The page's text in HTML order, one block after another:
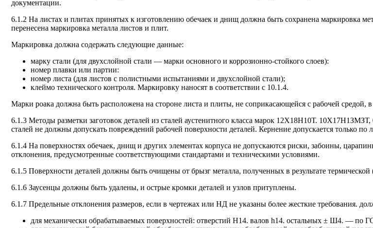
документации.
6.1.2 На листах и плитах принятых к изготовлению обечаек и днищ должна быть сохранена маркировка
перенесена маркировка металла листов и плит.
Маркировка должна содержать следующие данные:
марку стали (для двухслойной стали — марки основного и коррозионно-стойкого слоев):
номер плавки или партии:
номер листа (для листов с полистными испытаниями и двухслойной стали);
клеймо технического контроля. Маркировку наносят в соответствии с 10.1.4.
Марки роака должна быть расположена на стороне листа и плиты, не соприкасающейся с рабочей средой,
6.1.3 Методы разметки заготовок деталей из сталей аустенитного класса марок 12Х18Н10Т.
сталей не должны допускать повреждений рабочей поверхности деталей. Кернение допускается только по
6.1.4 На поверхностях обечаек, днищ и других элементах корпуса не допускаются риски, забоины,
отклонения, предусмотренные соответствующими стандартами и техническими условиями.
6.1.5 Поверхности деталей должны быть очищены от брызг металла, полученных в результате термической
6.1.6 Заусенцы должны быть удалены, и острые кромки деталей и узлов притуплены.
6.1.7 Предельные отклонения размеров, если в чертежах или НД не указаны более жесткие требования.
для механически обрабатываемых поверхностей: отверстий Н14. валов h14. остальных ± Ш4. — по